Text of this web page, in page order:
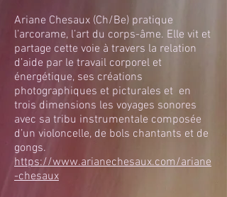
Ariane Chesaux (Ch/Be) pratique
l’arcorame, l’art du corps-âme. Elle vit et
partage cette voie à travers la relation
d’aide par le travail corporel et
énergétique, ses créations
photographiques et picturales et en
trois dimensions les voyages sonores
avec sa tribu instrumentale composée
d’un violoncelle, de bols chantants et de
gongs.
https://www.arianechesaux.com/ariane
-chesaux